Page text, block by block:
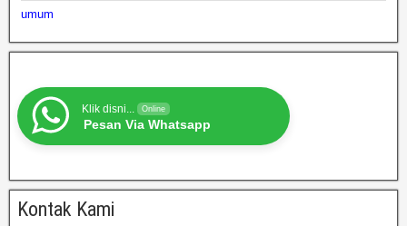
umum
Klik disni... Online
Pesan Via Whatsapp
Kontak Kami